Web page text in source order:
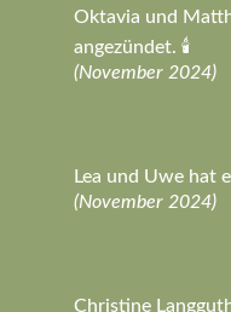
Oktavia und
angezündet. 🕯️
(November 2024)
Lea und Uwe hat
(November 2024)
Christine